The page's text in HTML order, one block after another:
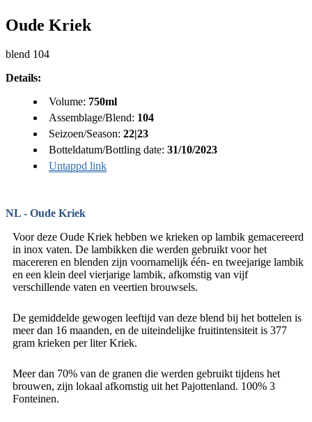
Oude Kriek
blend 104
Details:
Volume: 750ml
Assemblage/Blend: 104
Seizoen/Season: 22|23
Botteldatum/Bottling date: 31/10/2023
Untappd link
NL - Oude Kriek
Voor deze Oude Kriek hebben we krieken op lambik gemacereerd
in inox vaten. De lambikken die werden gebruikt voor het
macereren en blenden zijn voornamelijk één- en tweejarige lambik
en een klein deel vierjarige lambik, afkomstig van vijf
verschillende vaten en veertien brouwsels.
De gemiddelde gewogen leeftijd van deze blend bij het bottelen is
meer dan 16 maanden, en de uiteindelijke fruitintensiteit is 377
gram krieken per liter Kriek.
Meer dan 70% van de granen die werden gebruikt tijdens het
brouwen, zijn lokaal afkomstig uit het Pajottenland. 100% 3
Fonteinen.